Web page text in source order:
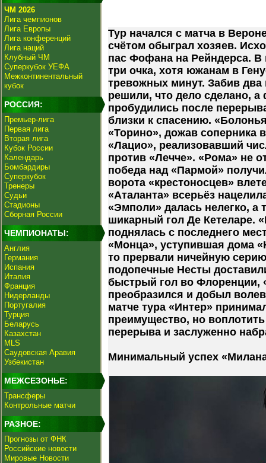
ЧМ 2026
Лига чемпионов
Лига Европы
Лига конференций
Лига наций
Клубный ЧМ
Суперкубок УЕФА
Межконтинентальный
кубок
РОССИЯ:
Премьер-лига
Первая лига
Вторая лига
Кубок России
Календарь
Бомбардиры
Суперкубок
Тренеры
Судьи
Стадионы
Сборная России
ЧЕМПИОНАТЫ:
Англия
Германия
Испания
Италия
Франция
Нидерланды
Португалия
Турция
Беларусь
Казахстан
MLS
Саудовская Аравия
Узбекистан
МЕЖСЕЗОНЬЕ:
Трансферы
Контрольные матчи
РАЗНОЕ:
Прогнозы от ФНК
Российские новости
Мировые Новости
Тур начался с матча в
счётом обыграл хозяев.
пас Фофана на Рейндерса. В
три очка, хотя южанам в
тревожных минут. Забив
решили, что дело сделано,
пробудились после
близки к спасению.
«Торино», дожав соперника
«Лацио», реализовавший
против «Лечче». «Рома» не
победа над «Пармой»
ворота «крестоносцев»
«Аталанта» всерьёз
«Эмполи» далась нелегко, а
шикарный гол Де Кетеларе.
поднялась с последнего
«Монца», уступившая дома
то прервали ничейную
подопечные Несты
быстрый гол во Флоренции,
преобразился и добыл
матче тура «Интер»
преимущество, но
перерыва и заслуженно
Минимальный успех